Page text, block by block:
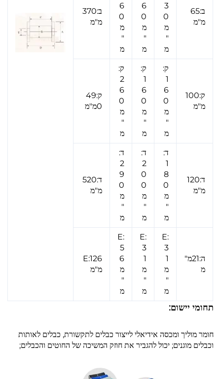
ב:65
מ"מ
3
0
מ
"
מ
6
0
מ
"
מ
6
0
מ
"
מ
ב:370
מ"מ
ק:100
מ"מ
ק:
1
6
0
מ
"
מ
ק:
1
6
0
מ
"
מ
ק:
2
6
0
מ
"
מ
ק:49
0מ"מ
ד:120
מ"מ
ד:
1
8
0
מ
"
מ
ד:
2
0
0
מ
"
מ
ד:
2
9
0
מ
"
מ
ד:520
מ"מ
ה:21מ"
מ
E:
3
1
מ
"
מ
E:
3
1
מ
"
מ
E:
5
6
מ
"
מ
E:126
מ"מ
תחומי יישום:
חומר מוליך ומכסה אידיאלי לייצור כבלים לתקשורת, כבלים לאותות
וכבלים מוגנים; יכול להגביר את חוזק המשיכה של החוטים והכבלים;